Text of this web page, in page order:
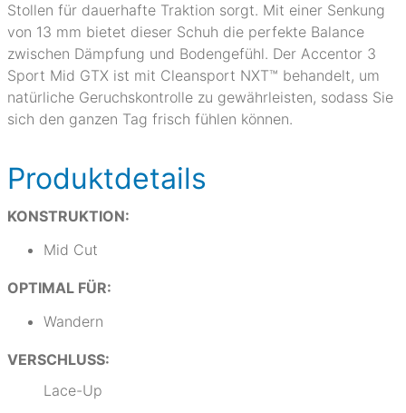
Stollen für dauerhafte Traktion sorgt. Mit einer Senkung
von 13 mm bietet dieser Schuh die perfekte Balance
zwischen Dämpfung und Bodengefühl. Der Accentor 3
Sport Mid GTX ist mit Cleansport NXT™ behandelt, um
natürliche Geruchskontrolle zu gewährleisten, sodass Sie
sich den ganzen Tag frisch fühlen können.
Produktdetails
KONSTRUKTION:
Mid Cut
OPTIMAL FÜR:
Wandern
VERSCHLUSS:
Lace-Up